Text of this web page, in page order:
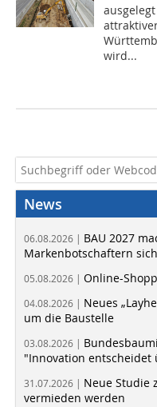
wird...
News
06.08.2026 | BAU 2027
Markenbotschaftern
05.08.2026 | Online-
04.08.2026 | Neues
um die Baustelle
03.08.2026 |
"Innovation entscheidet
31.07.2026 | Neue Studie
vermieden werden